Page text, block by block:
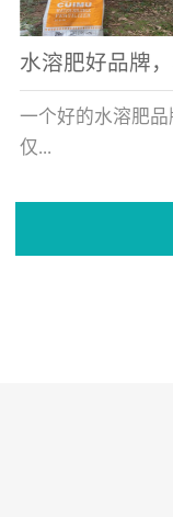
深有体会。今天
看看，什么样的水
以让你的...
水溶肥好品牌
纷纷为“翠姆“
一个好的水溶肥品
仅...
帮助作物增产增
实力。今天要讲